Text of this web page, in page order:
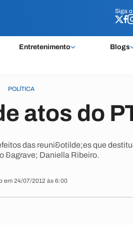
Siga o
Entretenimento Blogs
Siga o
POLÍTICA
atos do
das reuni&otilde;es que
&agrave; Daniella Ribeiro.
em 24/07/2012 às 6:00